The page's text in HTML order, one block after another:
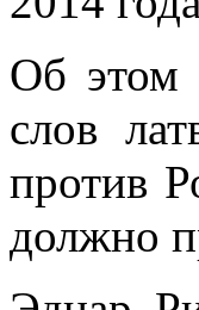
Об этом
слов
против
должно